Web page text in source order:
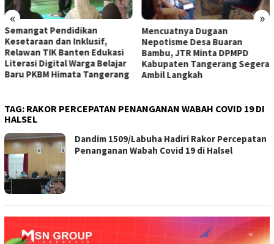
« »
Mencuatnya Dugaan
Nepotisme Desa Buaran
Bambu, JTR Minta DPMPD
Kabupaten Tangerang Segera
Ambil Langkah
Blue Light Patrol Satlantas
Polresta Tangerang Gagalkan
Aksi Curanmor, Dua Pria
Diamankan
TAG: RAKOR PERCEPATAN PENANGANAN WABAH COVID 19 DI
HALSEL
Dandim 1509/Labuha Hadiri Rakor Percepatan
Penanganan Wabah Covid 19 di Halsel